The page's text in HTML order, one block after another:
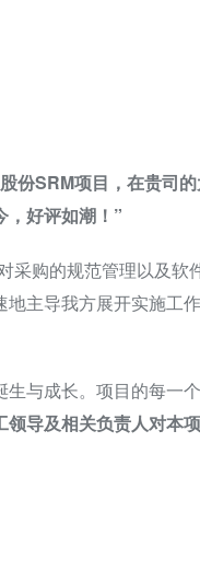
份SRM项目，在贵司
，好评如潮！”
采购的规范管理以及软
主导我方展开实施工
与成长。项目的每一
导及相关负责人对本